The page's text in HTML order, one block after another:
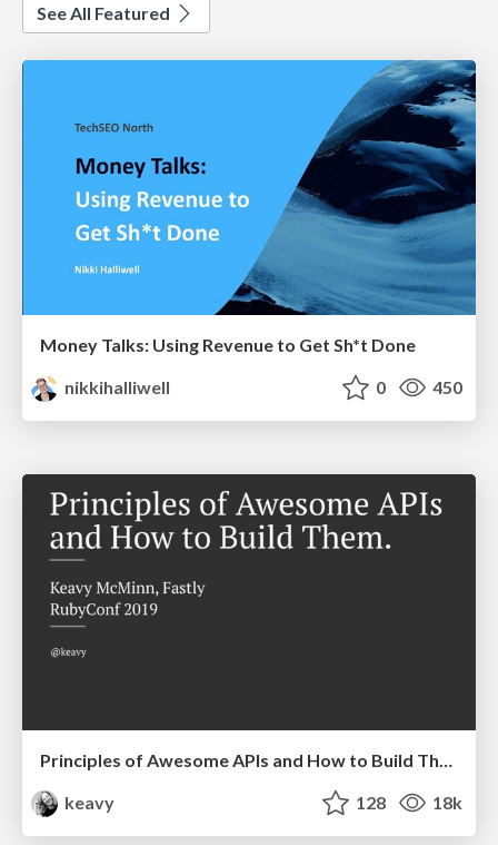
See All Featured
Money Talks: Using Revenue to Get Sh*t Done
nikkihalliwell
0 450
Principles of Awesome APIs and How to Build Them.
keavy
128 18k